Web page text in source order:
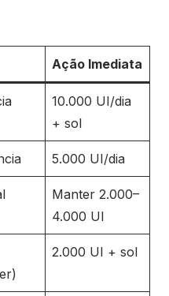
Ação Imediata
10.000 UI/dia
+ sol
5.000 UI/dia
Manter 2.000–
4.000 UI
2.000 UI + sol